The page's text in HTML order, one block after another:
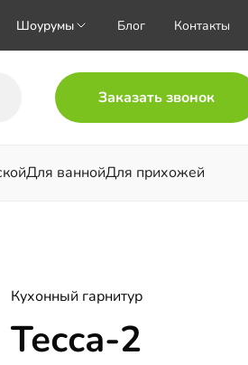
Шоурумы Блог Контакты
Заказать звонок
Для ваннойДля прихожей
Кухонный гарнитур
Тесса-2